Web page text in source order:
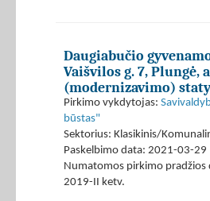
Daugiabučio
Vaišvilos g. 7, Plungė,
(modernizavimo)
Pirkimo vykdytojas:
būstas"
Sektorius: Klasikinis/
Paskelbimo data: 2021-03-29
Numatomos pirkimo pradžios
2019-II ketv.